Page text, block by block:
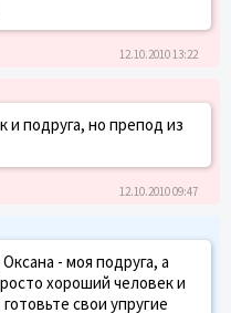
12.10.2010 13:22
подруга, но препод из
12.10.2010 09:47
- моя подруга, а
хороший человек и
свои упругие